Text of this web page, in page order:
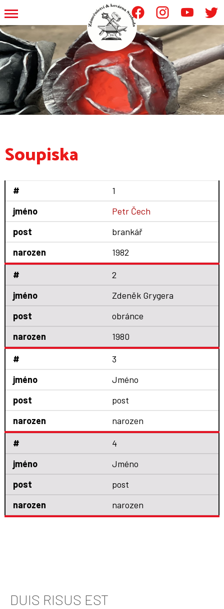
Soupiska
1
Petr Čech
brankář
1982
2
Zdeněk Grygera
obránce
1980
3
Jméno
post
narozen
4
Jméno
post
narozen
DUIS RISUS EST